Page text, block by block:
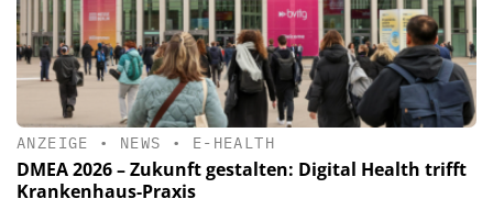
ANZEIGE • NEWS • E-HEALTH
DMEA 2026 – Zukunft gestalten: Digital Health trifft
Krankenhaus-Praxis